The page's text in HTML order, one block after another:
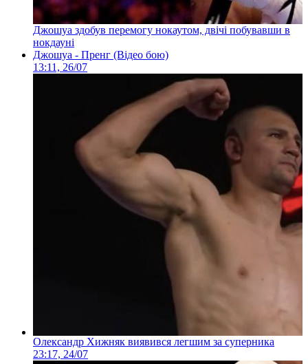
Джошуа здобув перемогу нокаутом, двічі побувавши в
нокдауні
Джошуа - Пренг (Відео бою)
13:11, 26/07
Олександр Хижняк виявився легшим за суперника
23:17, 24/07